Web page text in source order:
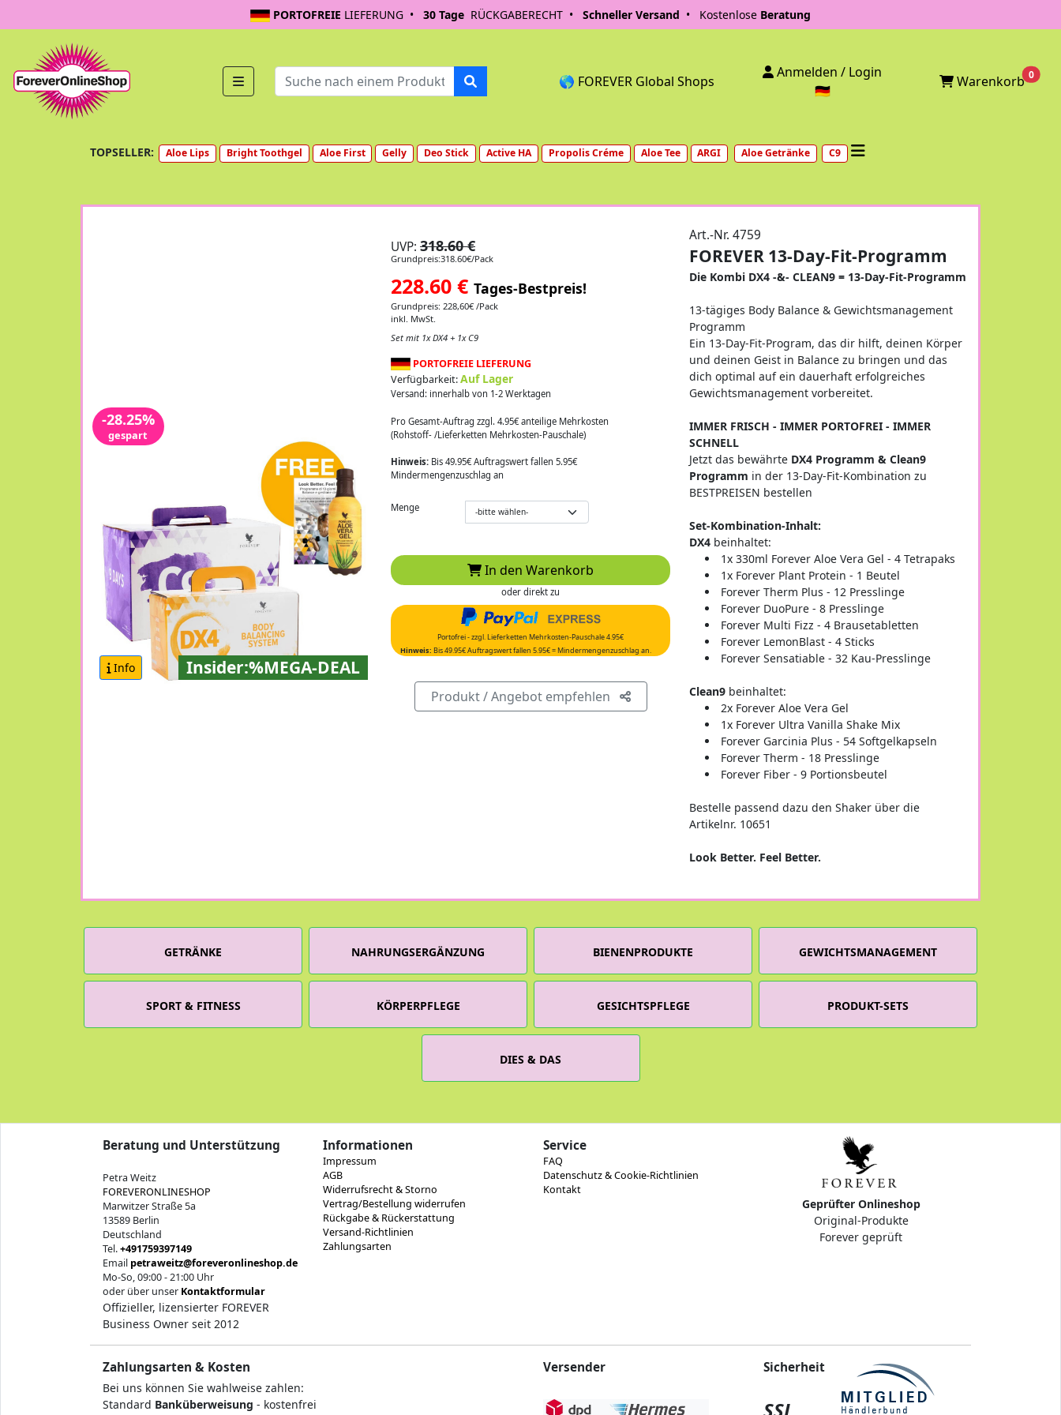
PORTOFREIE LIEFERUNG • 30 Tage RÜCKGABERECHT • Schneller Versand • Kostenlose Beratung
🌎 FOREVER Global Shops
Anmelden / Login
🇩🇪
Warenkorb0
TOPSELLER: Aloe Lips Bright Toothgel Aloe First Gelly Deo Stick Active HA Propolis Créme Aloe Tee ARGI Aloe Getränke C9
-28.25%
gespart
Info Insider:%MEGA-DEAL
UVP: 318.60 €
Grundpreis:318.60€/Pack
228.60 € Tages-Bestpreis!
Grundpreis: 228,60€ /Pack
inkl. MwSt.
Set mit 1x DX4 + 1x C9
PORTOFREIE LIEFERUNG
Verfügbarkeit:Auf Lager
Versand: innerhalb von 1-2 Werktagen
Pro Gesamt-Auftrag zzgl. 4.95€ anteilige Mehrkosten
(Rohstoff- /Lieferketten Mehrkosten-Pauschale)
Hinweis: Bis 49.95€ Auftragswert fallen 5.95€
Mindermengenzuschlag an
Menge
In den Warenkorb
oder direkt zu
Portofrei - zzgl. Lieferketten Mehrkosten-Pauschale 4.95€
Hinweis: Bis 49.95€ Auftragswert fallen 5.95€ = Mindermengenzuschlag an.
Produkt / Angebot empfehlen
Art.-Nr. 4759
FOREVER 13-Day-Fit-Programm
Die Kombi DX4 -&- CLEAN9 = 13-Day-Fit-Programm
13-tägiges Body Balance & Gewichtsmanagement
Programm
Ein 13-Day-Fit-Program, das dir hilft, deinen Körper
und deinen Geist in Balance zu bringen und das
dich optimal auf ein dauerhaft erfolgreiches
Gewichtsmanagement vorbereitet.
IMMER FRISCH - IMMER PORTOFREI - IMMER
SCHNELL
Jetzt das bewährte DX4 Programm & Clean9
Programm in der 13-Day-Fit-Kombination zu
BESTPREISEN bestellen
Set-Kombination-Inhalt:
DX4 beinhaltet:
1x 330ml Forever Aloe Vera Gel - 4 Tetrapaks
1x Forever Plant Protein - 1 Beutel
Forever Therm Plus - 12 Presslinge
Forever DuoPure - 8 Presslinge
Forever Multi Fizz - 4 Brausetabletten
Forever LemonBlast - 4 Sticks
Forever Sensatiable - 32 Kau-Presslinge
Clean9 beinhaltet:
2x Forever Aloe Vera Gel
1x Forever Ultra Vanilla Shake Mix
Forever Garcinia Plus - 54 Softgelkapseln
Forever Therm - 18 Presslinge
Forever Fiber - 9 Portionsbeutel
Bestelle passend dazu den Shaker über die
Artikelnr. 10651
Look Better. Feel Better.
GETRÄNKE NAHRUNGSERGÄNZUNG BIENENPRODUKTE GEWICHTSMANAGEMENT
SPORT & FITNESS KÖRPERPFLEGE GESICHTSPFLEGE PRODUKT-SETS
DIES & DAS
Beratung und Unterstützung
Petra Weitz
FOREVERONLINESHOP
Marwitzer Straße 5a
13589 Berlin
Deutschland
Tel.+491759397149
Email petraweitz@foreveronlineshop.de
Mo-So, 09:00 - 21:00 Uhr
oder über unser Kontaktformular
Offizieller, lizensierter FOREVER
Business Owner seit 2012
Informationen
Impressum
AGB
Widerrufsrecht & Storno
Vertrag/Bestellung widerrufen
Rückgabe & Rückerstattung
Versand-Richtlinien
Zahlungsarten
Service
FAQ
Datenschutz & Cookie-Richtlinien
Kontakt
Geprüfter Onlineshop
Original-Produkte
Forever geprüft
Zahlungsarten & Kosten
Bei uns können Sie wahlweise zahlen:
Standard Banküberweisung - kostenfrei
Versender Sicherheit
SSL